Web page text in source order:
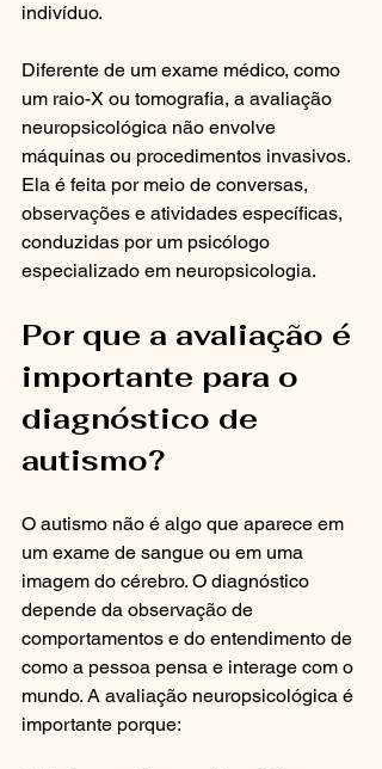
indivíduo.
Diferente de um exame médico, como
um raio-X ou tomografia, a avaliação
neuropsicológica não envolve
máquinas ou procedimentos invasivos.
Ela é feita por meio de conversas,
observações e atividades específicas,
conduzidas por um psicólogo
especializado em neuropsicologia.
Por que a avaliação é
importante para o
diagnóstico de
autismo?
O autismo não é algo que aparece em
um exame de sangue ou em uma
imagem do cérebro. O diagnóstico
depende da observação de
comportamentos e do entendimento de
como a pessoa pensa e interage com o
mundo. A avaliação neuropsicológica é
importante porque: